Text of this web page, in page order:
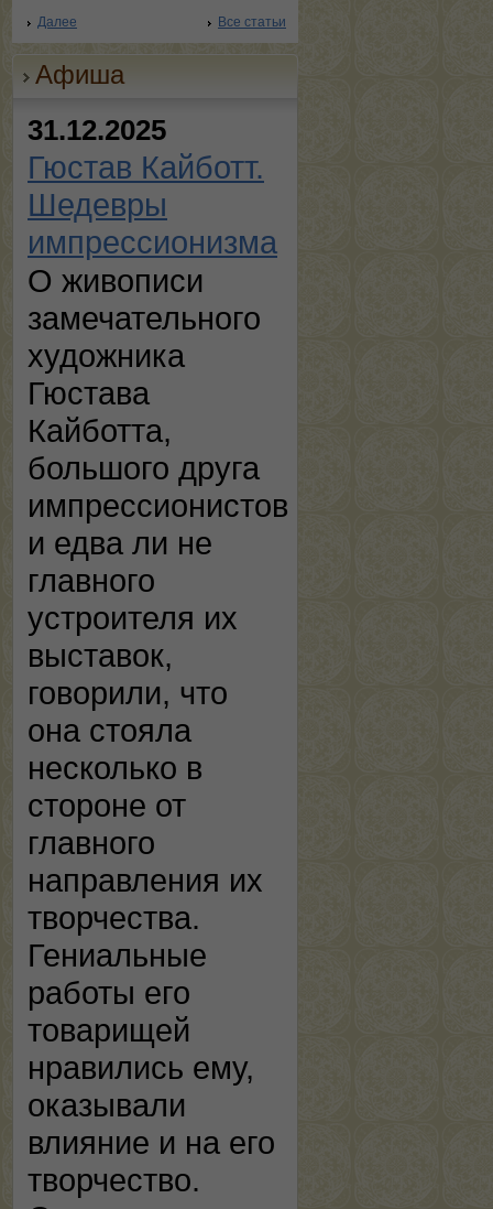
Далее Все статьи
Афиша
31.12.2025
Гюстав Кайботт.
Шедевры
импрессионизма
О живописи
замечательного
художника
Гюстава
Кайботта,
большого друга
импрессионистов
и едва ли не
главного
устроителя их
выставок,
говорили, что
она стояла
несколько в
стороне от
главного
направления их
творчества.
Гениальные
работы его
товарищей
нравились ему,
оказывали
влияние и на его
творчество.